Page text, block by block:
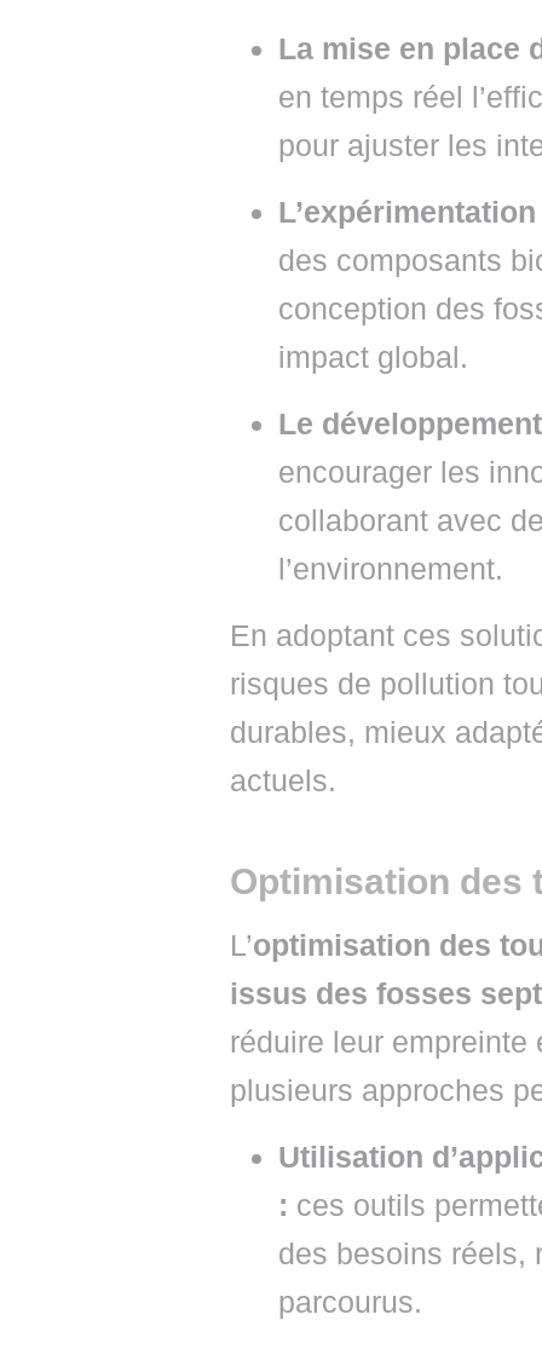
La mise en place
en temps réel
pour ajuster les
des composants
conception des
impact global.
Le
encourager les
collaborant avec
l’environnement.
En adoptant ces
risques de pollution
durables, mieux
actuels.
Optimisation des
L’optimisation des
issus des fosses
réduire leur empreinte
plusieurs approches
Utilisation
: ces outils
des besoins réels,
parcourus.